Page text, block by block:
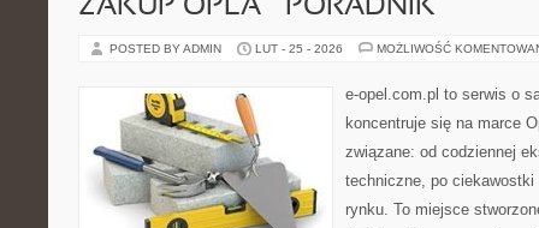
ZAKUP OPLA – PORADNIK
POSTED BY ADMIN LUT - 25 - 2026 MOŻLIWOŚĆ
e-opel.com.pl to serwis o
koncentruje się na marce
związane: od codziennej
techniczne, po
rynku. To miejsce